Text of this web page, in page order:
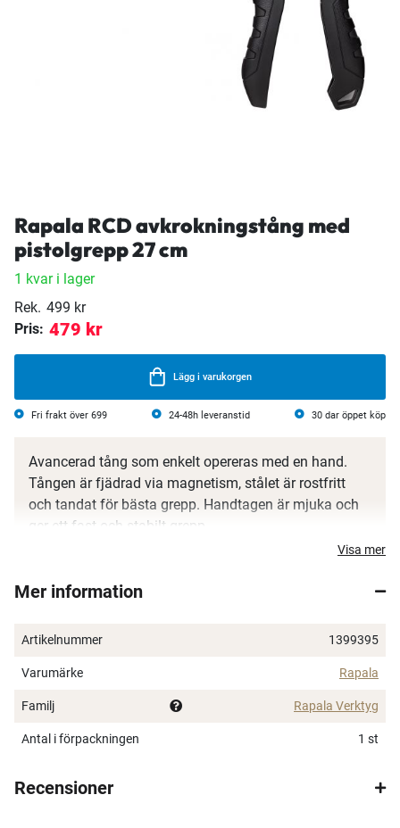
Rapala RCD avkrokningstång med
pistolgrepp 27 cm
1 kvar i lager
Rek. 499 kr
Pris: 479 kr
Lägg i varukorgen
Fri frakt över 699 24-48h leveranstid 30 dar öppet köp
Avancerad tång som enkelt opereras med en hand.
Tången är fjädrad via magnetism, stålet är rostfritt
och tandat för bästa grepp. Handtagen är mjuka och
ger ett fast och stabilt grepp.
Visa mer
Mer information
Artikelnummer 1399395
Varumärke Rapala
Familj Rapala Verktyg
Antal i förpackningen 1 st
Recensioner